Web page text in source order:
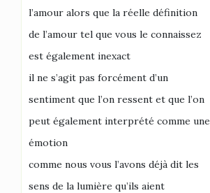
l’amour alors que la réelle définition
de l’amour tel que vous le connaissez
est également inexact
il ne s’agit pas forcément d’un
sentiment que l’on ressent et que l’on
peut également interprété comme une
émotion
comme nous vous l’avons déjà dit les
sens de la lumière qu’ils aient